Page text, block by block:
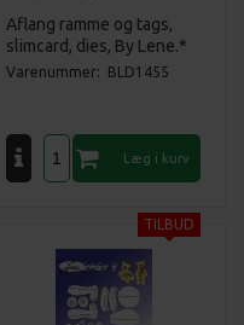
Aflang ramme og tags,
slimcard, dies, By Lene.*
Varenummer: BLD1455